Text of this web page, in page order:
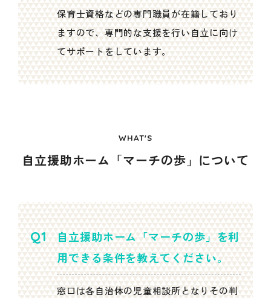
保育士資格などの専門職員が在籍しており
ますので、専門的な支援を行い自立に向け
てサポートをしています。
WHAT'S
自立援助ホーム「マーチの歩」について
自立援助ホーム「マーチの歩」を利
用できる条件を教えてください。
窓口は各自治体の児童相談所となりその判